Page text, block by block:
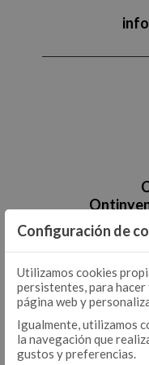
BAJERA
BAJERA
FUNDA
FUNDA
FUNDA
FUNDA DE
Configuración de
Utilizamos cookies
persistentes, para
página web y
Igualmente, utilizamos
la navegación que
gustos y preferencias.